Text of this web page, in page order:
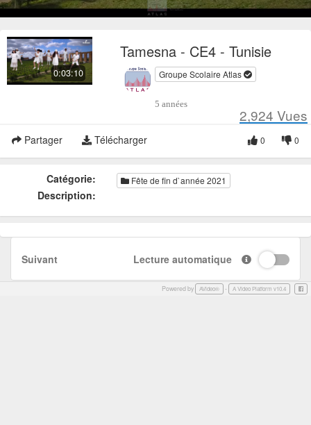
0:03:10
Tamesna - CE4 - Tunisie
Groupe Scolaire Atlas
5 années
2,924 Vues
Partager Télécharger 0
0
Catégorie: Fête de fin d`année 2021
Description:
Suivant Lecture automatique
Powered by AVideo® - A Video Platform v10.4